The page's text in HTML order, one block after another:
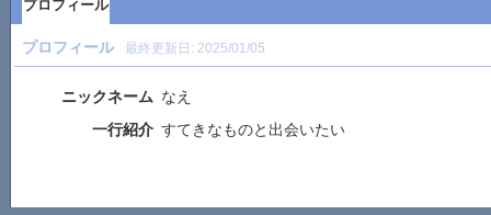
プロフィール
プロフィール 最終更新日: 2025/01/05
ニックネーム なえ
一行紹介 すてきなものと出会いたい